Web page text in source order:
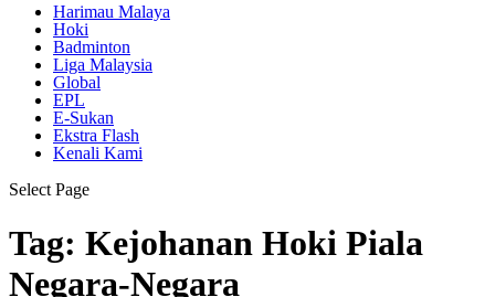
Harimau Malaya
Hoki
Badminton
Liga Malaysia
Global
EPL
E-Sukan
Ekstra Flash
Kenali Kami
Select Page
Tag: Kejohanan Hoki Piala
Negara-Negara